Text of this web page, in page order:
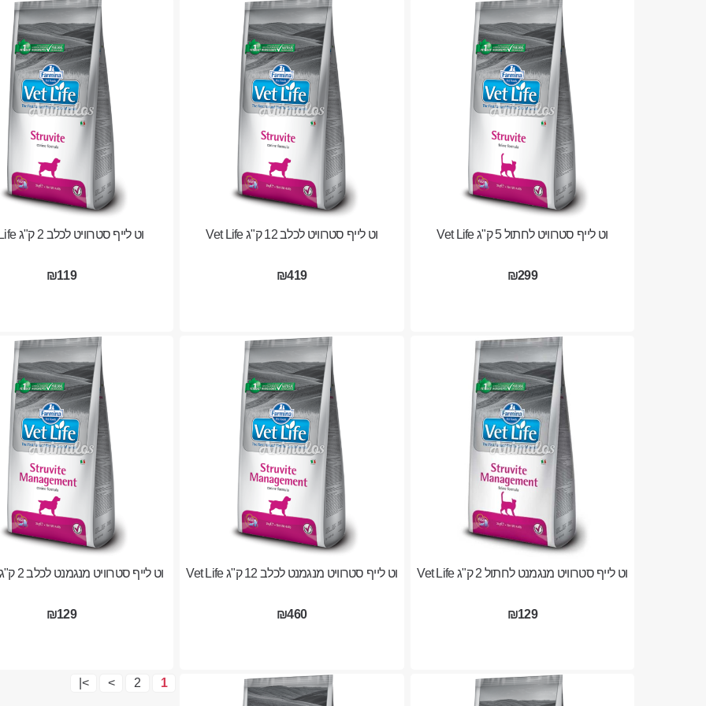
וט לייף סטרוויט לחתול 5 ק"ג Vet Life
₪299
וט לייף סטרוויט לכלב 12 ק"ג Vet Life
₪419
וט לייף סטרוויט לכלב 2 ק"ג Vet Life
₪119
וט לייף סטרוויט מנגמנט לחתול 2 ק"ג Vet Life
₪129
וט לייף סטרוויט מנגמנט לכלב 12 ק"ג Vet Life
₪460
וט לייף סטרוויט מנגמנט לכלב 2 ק"ג Vet Life
₪129
1
2
>
>|